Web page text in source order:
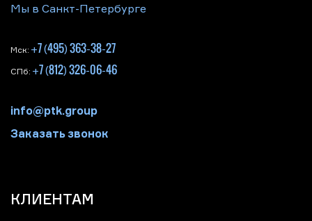
Мы в Санкт-Петербурге
Мск: +7 (495) 363-38-27
СПб: +7 (812) 326-06-46
info@ptk.group
Заказать звонок
КЛИЕНТАМ